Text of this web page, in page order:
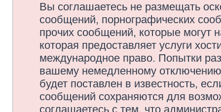
Вы соглашаетесь не размещать
сообщений, порнографических
прочих сообщений, которые могут
которая предоставляет услуги
международное право. Попытки
вашему немедленному
будет поставлен в известность,
сообщений сохраняются для
соглашаетесь с тем, что